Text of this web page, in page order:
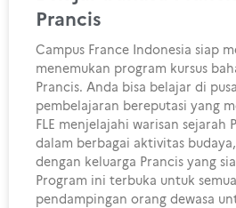
Prancis
Campus France Indonesia siap
menemukan program kursus
Prancis. Anda bisa belajar di
pembelajaran bereputasi yang
FLE menjelajahi warisan sejarah
dalam berbagai aktivitas
dengan keluarga Prancis yang
Program ini terbuka untuk
pendampingan orang dewasa